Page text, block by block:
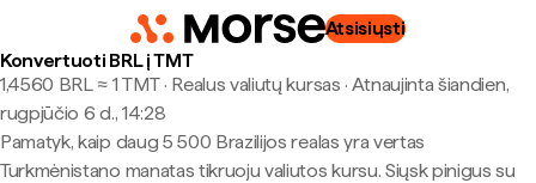
Atsisiųsti
Konvertuoti BRL į TMT
1,4560 BRL ≈ 1 TMT · Realus valiutų kursas · Atnaujinta šiandien,
rugpjūčio 6 d., 14:28
Pamatyk, kaip daug 5 500 Brazilijos realas yra vertas
Turkmėnistano manatas tikruoju valiutos kursu. Siųsk pinigus su